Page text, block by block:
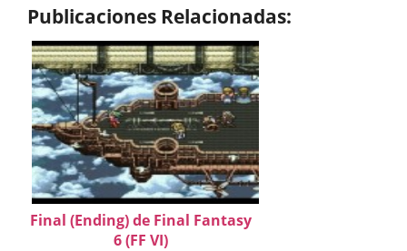
Publicaciones Relacionadas:
Final (Ending) de Final Fantasy
6 (FF VI)